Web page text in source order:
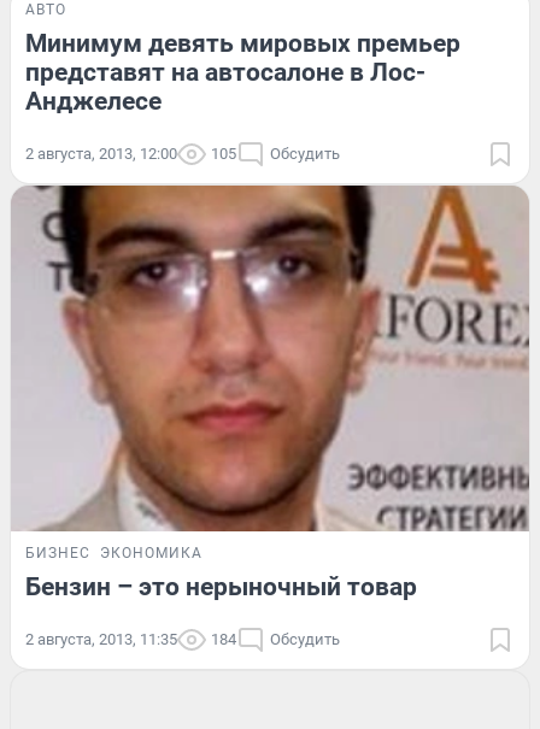
АВТО
Минимум девять мировых премьер
представят на автосалоне в Лос-
Анджелесе
2 августа, 2013, 12:00 105 Обсудить
БИЗНЕС ЭКОНОМИКА
Бензин – это нерыночный товар
2 августа, 2013, 11:35 184 Обсудить